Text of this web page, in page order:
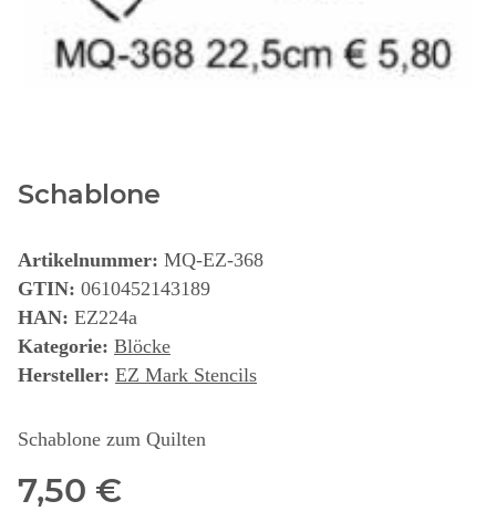
Schablone
Artikelnummer: MQ-EZ-368
GTIN: 0610452143189
HAN: EZ224a
Kategorie: Blöcke
Hersteller: EZ Mark Stencils
Schablone zum Quilten
7,50 €